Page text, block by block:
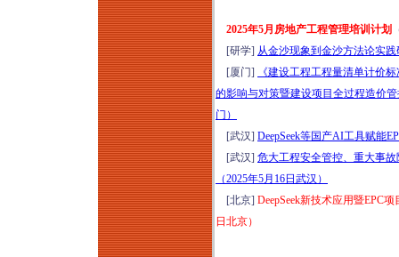
2025年5月房地产工程管理培训计划
[研学] 从金沙现象到金沙方法论实
[厦门]
《建设工程工程量清单计价
的影响与对策暨建设项目全过程造价
门）
[武汉] DeepSeek等国产AI工具赋能
[武汉] 危大工程安全管控、重大事
（2025年5月16日武汉）
[北京] DeepSeek新技术应用暨EPC
日北京）